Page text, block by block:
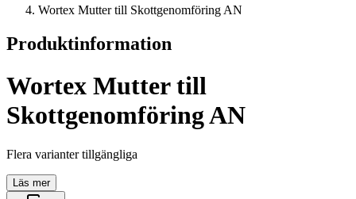
Wortex Mutter till Skottgenomföring AN
Produktinformation
Wortex Mutter till
Skottgenomföring AN
Flera varianter tillgängliga
Läs mer